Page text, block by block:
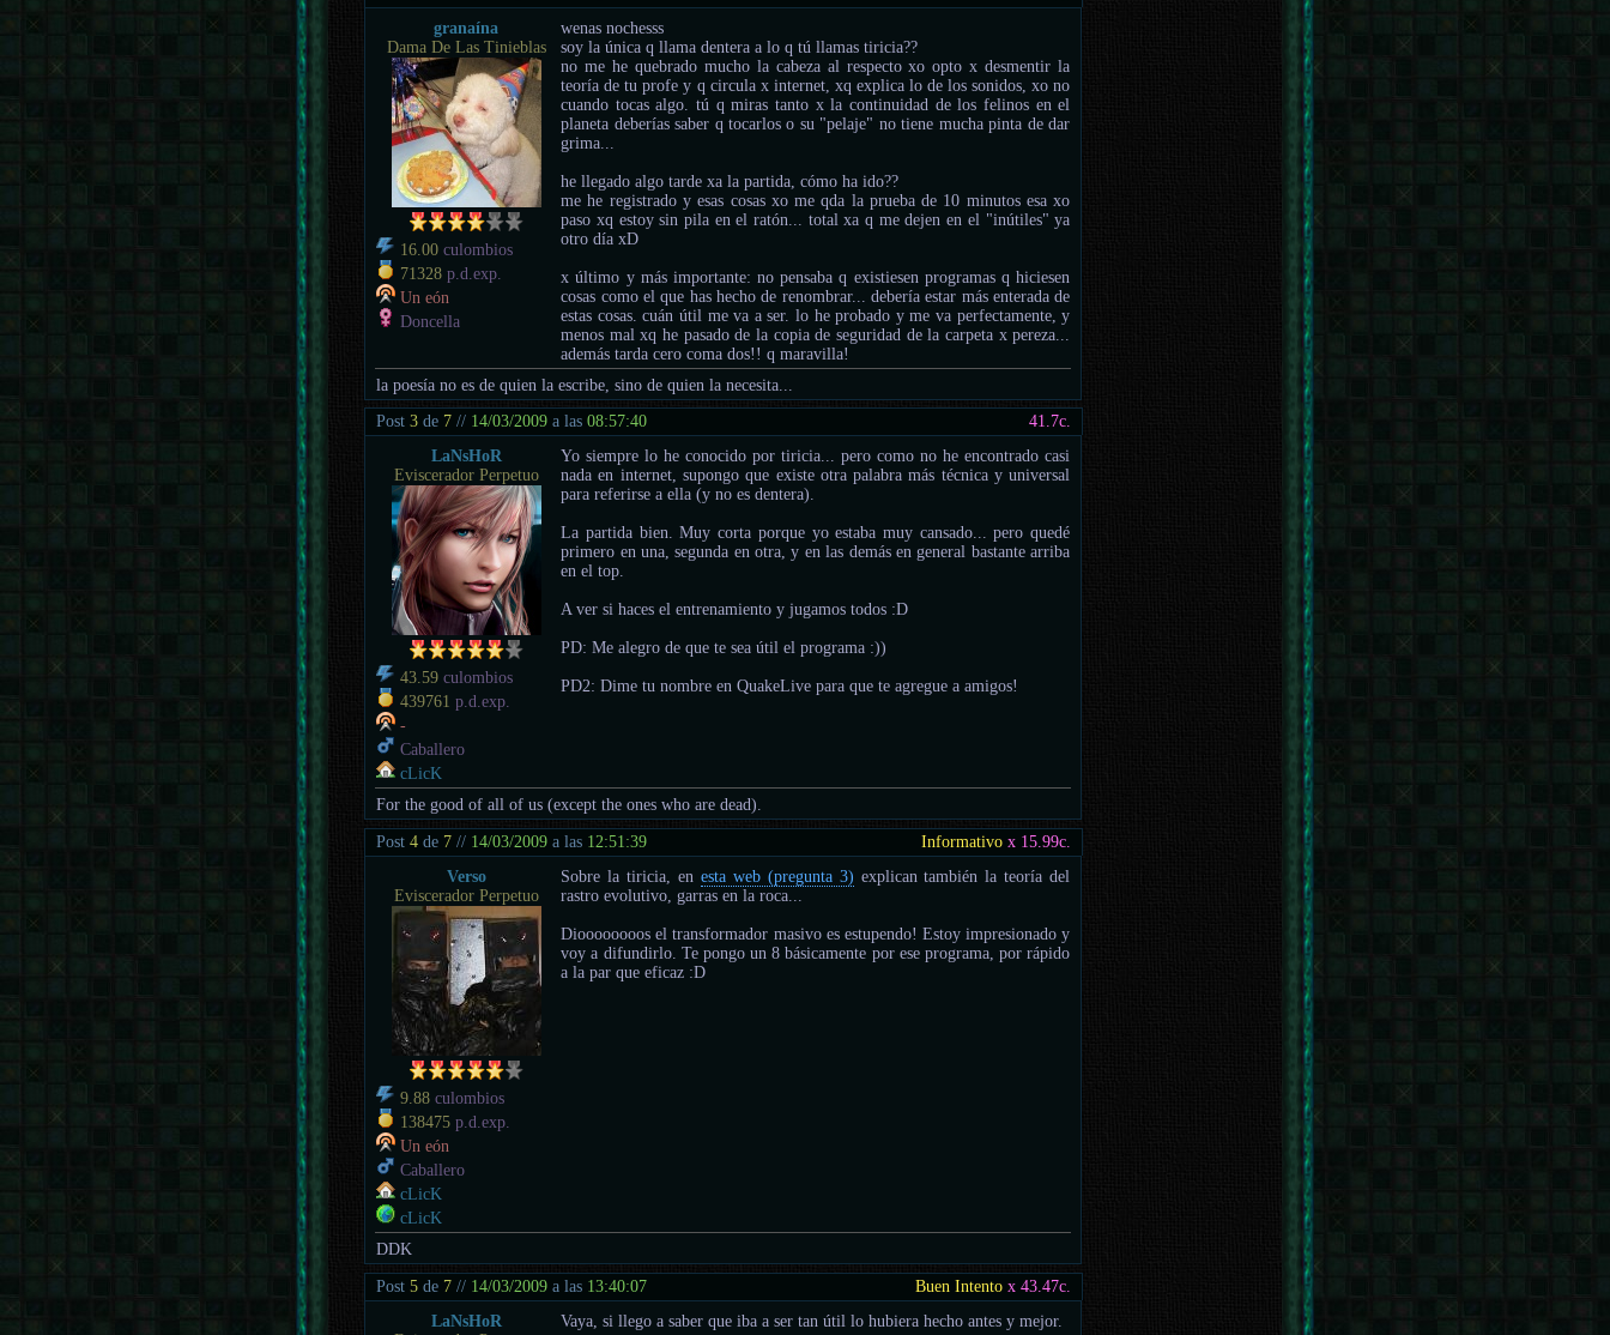
granaína
Dama De Las Tinieblas
16.00 culombios
71328 p.d.exp.
Un eón
Doncella
wenas nochesss
soy la única q llama dentera a lo q tú llamas tiricia??
no me he quebrado mucho la cabeza al respecto xo opto x desmentir la
teoría de tu profe y q circula x internet, xq explica lo de los sonidos, xo no
cuando tocas algo. tú q miras tanto x la continuidad de los felinos en el
planeta deberías saber q tocarlos o su "pelaje" no tiene mucha pinta de dar
grima...
he llegado algo tarde xa la partida, cómo ha ido??
me he registrado y esas cosas xo me qda la prueba de 10 minutos esa xo
paso xq estoy sin pila en el ratón... total xa q me dejen en el "inútiles" ya
otro día xD
x último y más importante: no pensaba q existiesen programas q hiciesen
cosas como el que has hecho de renombrar... debería estar más enterada de
estas cosas. cuán útil me va a ser. lo he probado y me va perfectamente, y
menos mal xq he pasado de la copia de seguridad de la carpeta x pereza...
además tarda cero coma dos!! q maravilla!
la poesía no es de quien la escribe, sino de quien la necesita...
Post3 de 7 // 14/03/2009 a las08:57:40 41.7c.
LaNsHoR
Eviscerador Perpetuo
43.59 culombios
439761 p.d.exp.
-
Caballero
cLicK
Yo siempre lo he conocido por tiricia... pero como no he encontrado casi
nada en internet, supongo que existe otra palabra más técnica y universal
para referirse a ella (y no es dentera).
La partida bien. Muy corta porque yo estaba muy cansado... pero quedé
primero en una, segunda en otra, y en las demás en general bastante arriba
en el top.
A ver si haces el entrenamiento y jugamos todos :D
PD: Me alegro de que te sea útil el programa :))
PD2: Dime tu nombre en QuakeLive para que te agregue a amigos!
For the good of all of us (except the ones who are dead).
Post4 de 7 // 14/03/2009 a las 12:51:39 Informativo x 15.99c.
Verso
Eviscerador Perpetuo
9.88 culombios
138475 p.d.exp.
Un eón
Caballero
cLicK
cLicK
Sobre la tiricia, en esta web (pregunta 3) explican también la teoría del
rastro evolutivo, garras en la roca...
Dioooooooos el transformador masivo es estupendo! Estoy impresionado y
voy a difundirlo. Te pongo un 8 básicamente por ese programa, por rápido
a la par que eficaz :D
DDK
Post5 de 7 // 14/03/2009 a las 13:40:07 Buen Intento x 43.47c.
LaNsHoR
Vaya, si llego a saber que iba a ser tan útil lo hubiera hecho antes y mejor.